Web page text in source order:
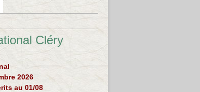
Cléry
2026
au 01/08